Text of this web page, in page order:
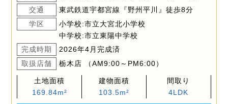
交通
東武鉄道宇都宮線『野州平川』徒歩8分
学区
小学校:市立大宮北小学校
中学校:市立東陽中学校
完成時期
2026年4月完成済
取扱店舗
栃木店 （AM9:00～PM6:00）
土地面積
169.84m²
建物面積
103.5m²
間取り
4LDK